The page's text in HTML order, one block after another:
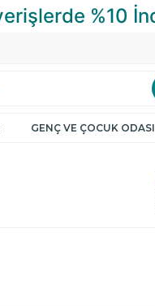
GENÇ VE ÇOCUK ODASI